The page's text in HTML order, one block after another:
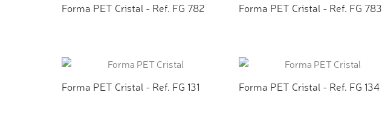
Forma PET Cristal - Ref. FG 782 Forma PET Cristal - Ref. FG 783
Forma PET Cristal - Ref. FG 131 Forma PET Cristal - Ref. FG 134